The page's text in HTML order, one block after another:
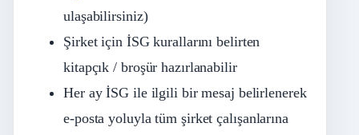
ulaşabilirsiniz)
Şirket için İSG kurallarını belirten
kitapçık / broşür hazırlanabilir
Her ay İSG ile ilgili bir mesaj belirlenerek
e-posta yoluyla tüm şirket çalışanlarına